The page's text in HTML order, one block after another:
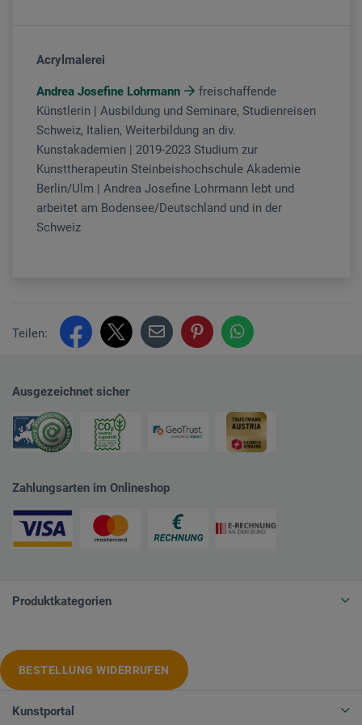
Acrylmalerei
Andrea Josefine Lohrmann
freischaffende
Künstlerin | Ausbildung und Seminare, Studienreisen
Schweiz, Italien, Weiterbildung an div.
Kunstakademien | 2019-2023 Studium zur
Kunsttherapeutin Steinbeishochschule Akademie
Berlin/Ulm | Andrea Josefine Lohrmann lebt und
arbeitet am Bodensee/Deutschland und in der
Schweiz
Teilen:
Ausgezeichnet sicher
Zahlungsarten im Onlineshop
Produktkategorien
BESTELLUNG WIDERRUFEN
Kunstportal